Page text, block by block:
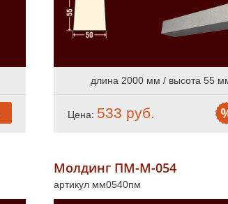
длина 2000 мм / высота 55
Цена: 533 руб.
Молдинг ПМ-М-054
артикул мм0540пм